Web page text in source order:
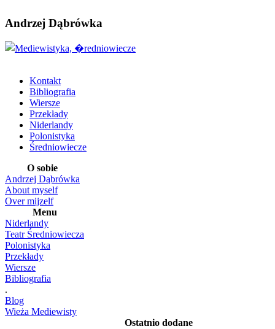
Andrzej Dąbrówka
Kontakt
Bibliografia
Wiersze
Przekłady
Niderlandy
Polonistyka
Średniowiecze
O sobie
Andrzej Dąbrówka
About myself
Over mijzelf
Menu
Niderlandy
Teatr Średniowiecza
Polonistyka
Przekłady
Wiersze
Bibliografia
.
Blog
Wieża Mediewisty
Ostatnio dodane